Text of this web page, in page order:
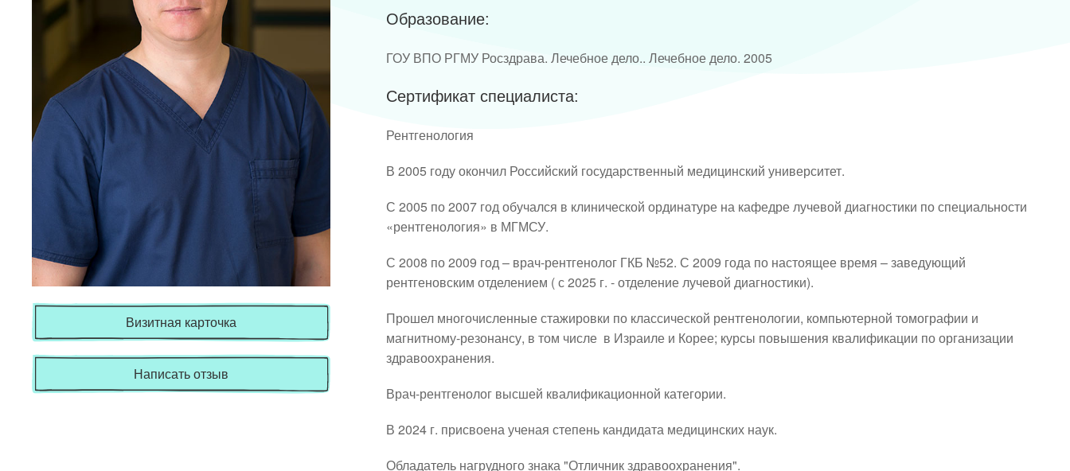
Визитная карточка
Написать отзыв
Образование:
ГОУ ВПО РГМУ Росздрава. Лечебное дело.. Лечебное дело. 2005
Сертификат специалиста:
Рентгенология
В 2005 году окончил Российский государственный медицинский университет.
С 2005 по 2007 год обучался в клинической ординатуре на кафедре лучевой диагностики по специальности
«рентгенология» в МГМСУ.
С 2008 по 2009 год – врач-рентгенолог ГКБ №52. С 2009 года по настоящее время – заведующий
рентгеновским отделением ( с 2025 г. - отделение лучевой диагностики).
Прошел многочисленные стажировки по классической рентгенологии, компьютерной томографии и
магнитному-резонансу, в том числе  в Израиле и Корее; курсы повышения квалификации по организации
здравоохранения.
Врач-рентгенолог высшей квалификационной категории.
В 2024 г. присвоена ученая степень кандидата медицинских наук.
Обладатель нагрудного знака "Отличник здравоохранения".